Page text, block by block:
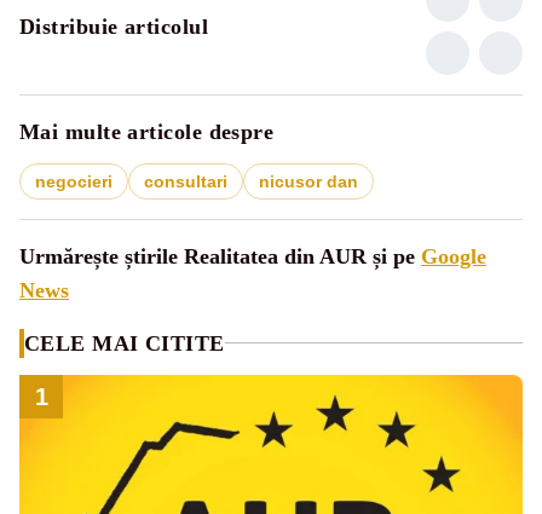
Distribuie articolul
Mai multe articole despre
negocieri consultari nicusor dan
Urmărește știrile Realitatea din AUR și pe Google
News
CELE MAI CITITE
1